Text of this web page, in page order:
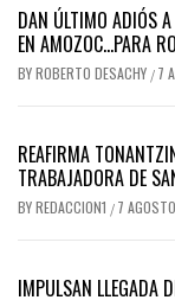
DAN ÚLTIMO ADIÓS
EN AMOZOC…PARA
BYROBERTO DESACHY / 7
REAFIRMA
TRABAJADORA DE
BYREDACCION1 / 7
IMPULSAN LLEGADA